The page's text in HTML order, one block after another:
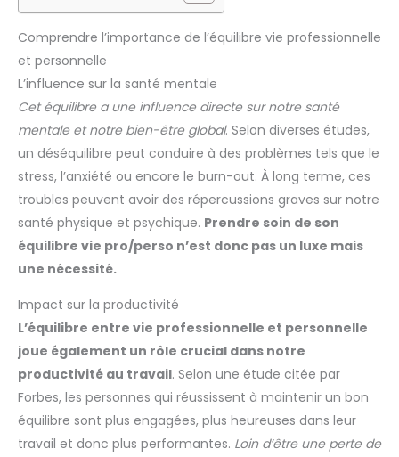
Comprendre l’importance de l’équilibre vie professionnelle
et personnelle
L’influence sur la santé mentale
Cet équilibre a une influence directe sur notre santé
mentale et notre bien-être global. Selon diverses études,
un déséquilibre peut conduire à des problèmes tels que le
stress, l’anxiété ou encore le burn-out. À long terme, ces
troubles peuvent avoir des répercussions graves sur notre
santé physique et psychique. Prendre soin de son
équilibre vie pro/perso n’est donc pas un luxe mais
une nécessité.
Impact sur la productivité
L’équilibre entre vie professionnelle et personnelle
joue également un rôle crucial dans notre
productivité au travail. Selon une étude citée par
Forbes, les personnes qui réussissent à maintenir un bon
équilibre sont plus engagées, plus heureuses dans leur
travail et donc plus performantes. Loin d’être une perte de